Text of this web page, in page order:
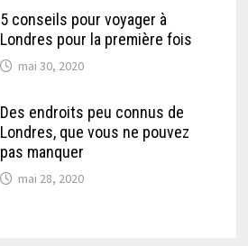
5 conseils pour voyager à
Londres pour la première fois
mai 30, 2020
Des endroits peu connus de
Londres, que vous ne pouvez
pas manquer
mai 28, 2020